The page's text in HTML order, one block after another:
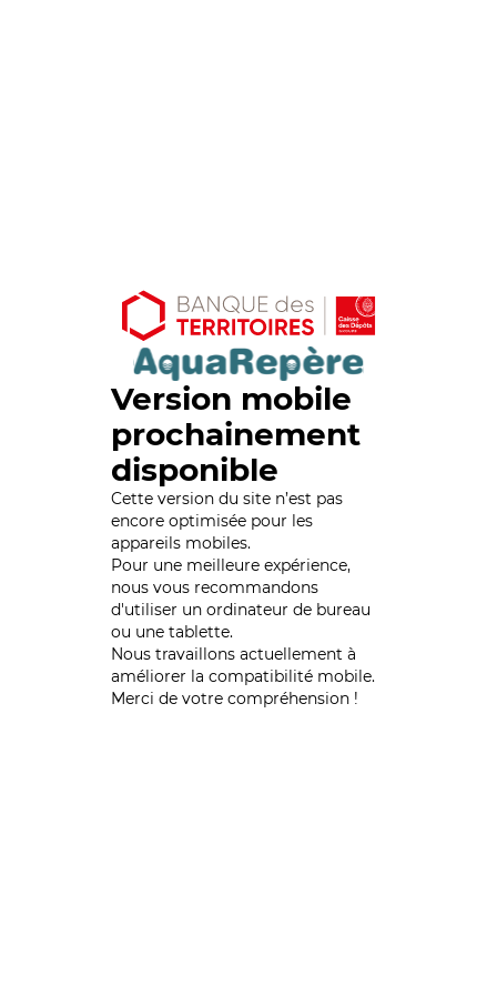
Version mobile
prochainement
disponible
Cette version du site n’est pas
encore optimisée pour les
appareils mobiles.
Pour une meilleure expérience,
nous vous recommandons
d'utiliser un ordinateur de bureau
ou une tablette.
Nous travaillons actuellement à
améliorer la compatibilité mobile.
Merci de votre compréhension !